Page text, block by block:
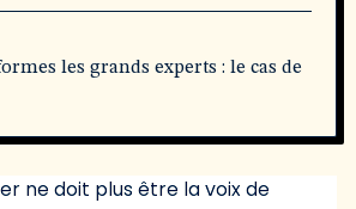
les grands experts : le cas de